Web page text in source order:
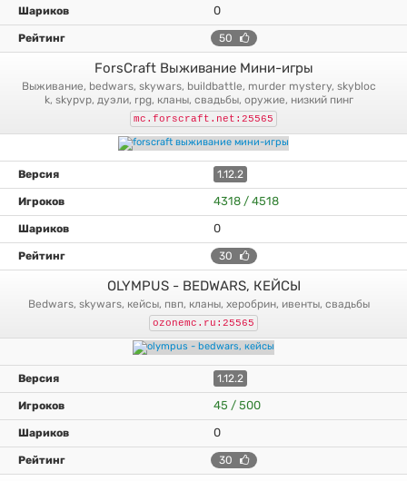
0
50
ForsCraft Выживание Мини-игры
выживание, bedwars, skywars, buildbattle, murder mystery, skybloc
k, skypvp, дуэли, rpg, кланы, свадьбы, оружие, низкий пинг
mc.forscraft.net:25565
1.12.2
4318 / 4518
0
30
OLYMPUS - BEDWARS, КЕЙСЫ
bedwars, skywars, кейсы, пвп, кланы, херобрин, ивенты, свадьбы
ozonemc.ru:25565
1.12.2
45 / 500
0
30